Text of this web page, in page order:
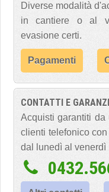
Diverse modalità
in cantiere o al
evasione certi.
Pagamenti
CONTATTI E
Acquisti garantiti
clienti telefonico
dal lunedì al venerdì